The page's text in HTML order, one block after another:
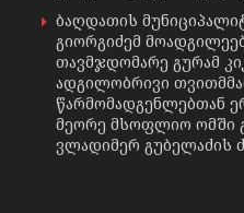
ბაღდათის
გიორგიძემ
თავმჯდომარე გურამ
ადგილობრივი
წარმომადგენლებთან
მეორე მსოფლიო
ვლადიმერ გუბელაძის